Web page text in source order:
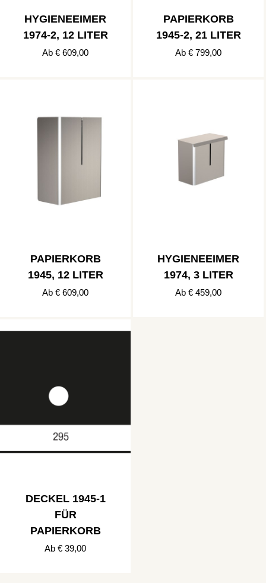
HYGIENEEIMER
1974-2, 12 LITER
Ab € 609,00
PAPIERKORB
1945-2, 21 LITER
Ab € 799,00
PAPIERKORB
1945, 12 LITER
Ab € 609,00
HYGIENEEIMER
1974, 3 LITER
Ab € 459,00
DECKEL 1945-1
FÜR
PAPIERKORB
Ab € 39,00